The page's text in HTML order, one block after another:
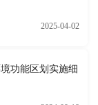
2025-04-02
功能区划实施细